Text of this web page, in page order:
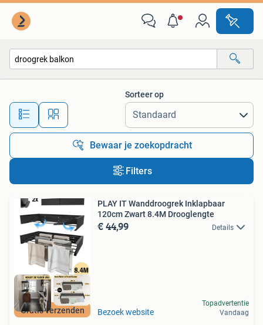
Alle afstanden…
Sorteer op
Bewaar je zoekopdracht
Filters
Gratis verzenden
PLAY IT Wanddroogrek Inklapbaar
120cm Zwart 8.4M Drooglengte
€ 44,99 Details
Bezoek website
Topadvertentie
Vandaag